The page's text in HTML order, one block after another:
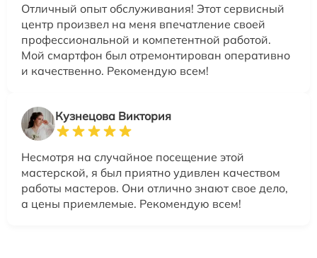
Отличный опыт обслуживания! Этот сервисный
центр произвел на меня впечатление своей
профессиональной и компетентной работой.
Мой смартфон был отремонтирован оперативно
и качественно. Рекомендую всем!
Кузнецова Виктория
Несмотря на случайное посещение этой
мастерской, я был приятно удивлен качеством
работы мастеров. Они отлично знают свое дело,
а цены приемлемые. Рекомендую всем!